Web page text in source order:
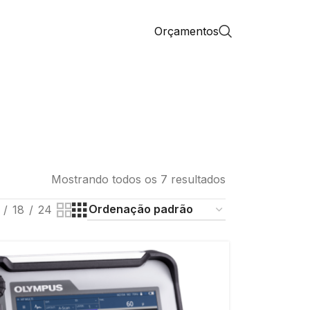
Orçamentos
Mostrando todos os 7 resultados
18 24